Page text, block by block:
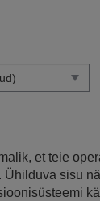
et teie
Ühilduva sisu